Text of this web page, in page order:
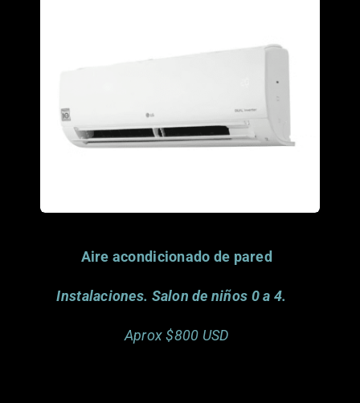
donar este articulo.
Aire acondicionado de pared
Instalaciones. Salon de niños 0 a 4.
Aprox $800 USD